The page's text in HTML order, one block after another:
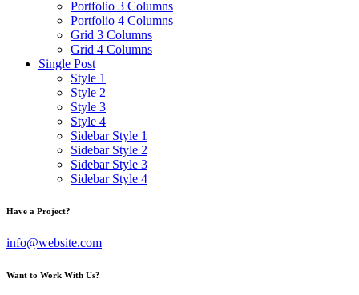
Portfolio 3 Columns
Portfolio 4 Columns
Grid 3 Columns
Grid 4 Columns
Single Post
Style 1
Style 2
Style 3
Style 4
Sidebar Style 1
Sidebar Style 2
Sidebar Style 3
Sidebar Style 4
Have a Project?
info@website.com
Want to Work With Us?